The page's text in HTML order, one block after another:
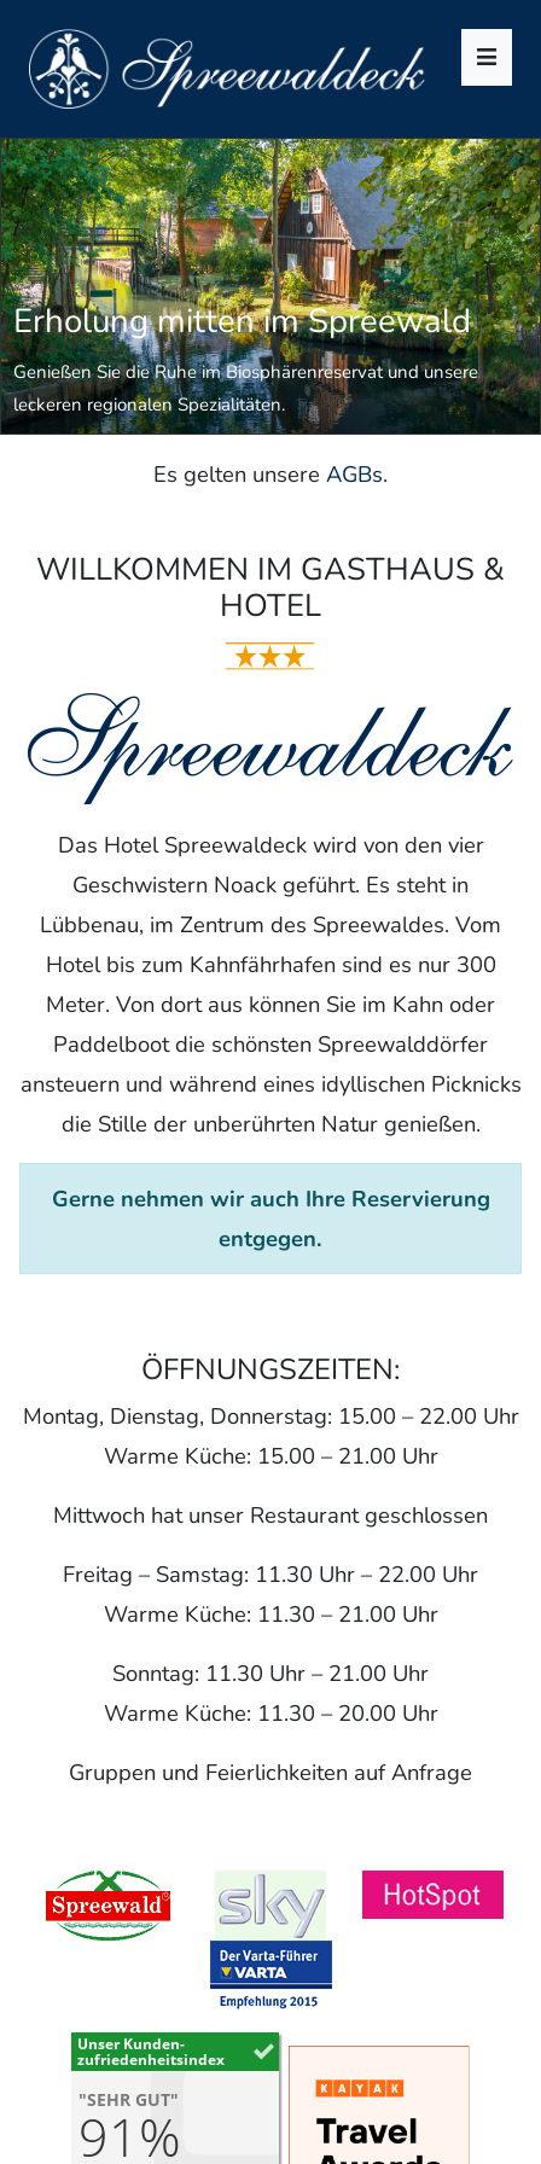
Erholung mitten im Spreewald
Genießen Sie die Ruhe im Biosphärenreservat und unsere
leckeren regionalen Spezialitäten.
Es gelten unsere AGBs.
WILLKOMMEN IM GASTHAUS &
HOTEL
Das Hotel Spreewaldeck wird von den vier
Geschwistern Noack geführt. Es steht in
Lübbenau, im Zentrum des Spreewaldes. Vom
Hotel bis zum Kahnfährhafen sind es nur 300
Meter. Von dort aus können Sie im Kahn oder
Paddelboot die schönsten Spreewalddörfer
ansteuern und während eines idyllischen Picknicks
die Stille der unberührten Natur genießen.
Gerne nehmen wir auch Ihre Reservierung
entgegen.
ÖFFNUNGSZEITEN:
Montag, Dienstag, Donnerstag: 15.00 – 22.00 Uhr
Warme Küche: 15.00 – 21.00 Uhr
Mittwoch hat unser Restaurant geschlossen
Freitag – Samstag: 11.30 Uhr – 22.00 Uhr
Warme Küche: 11.30 – 21.00 Uhr
Sonntag: 11.30 Uhr – 21.00 Uhr
Warme Küche: 11.30 – 20.00 Uhr
Gruppen und Feierlichkeiten auf Anfrage